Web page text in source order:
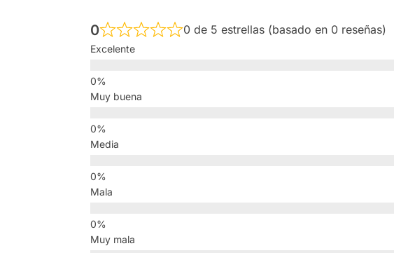
0 0 de 5 estrellas (basado en 0 reseñas)
Excelente
Muy buena
Media
Mala
Muy mala